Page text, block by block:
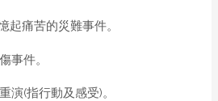
痛苦的災難事件。
事件。
(指行動及感受)。